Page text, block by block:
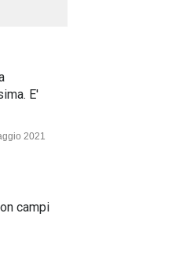
E'
2021
campi